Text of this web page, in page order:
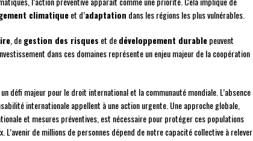
climatiqueet d’adaptation dans les régions les plus vulnérables.
, degestion des risques et dedéveloppement durablepeuvent
dans ces domaines représente un enjeu majeur de la coopération
défi majeur pour le droit international et la communauté mondiale. L’absence
internationale appellent à une action urgente. Une approche globale,
et mesures préventives, est nécessaire pour protéger ces populations
de millions de personnes dépend de notre capacité collective à relever